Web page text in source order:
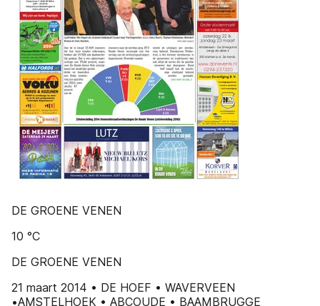
DE GROENE VENEN
10 °C
DE GROENE VENEN
21 maart 2014 • DE HOEF • WAVERVEEN
•AMSTELHOEK • ABCOUDE • BAAMBRUGGE